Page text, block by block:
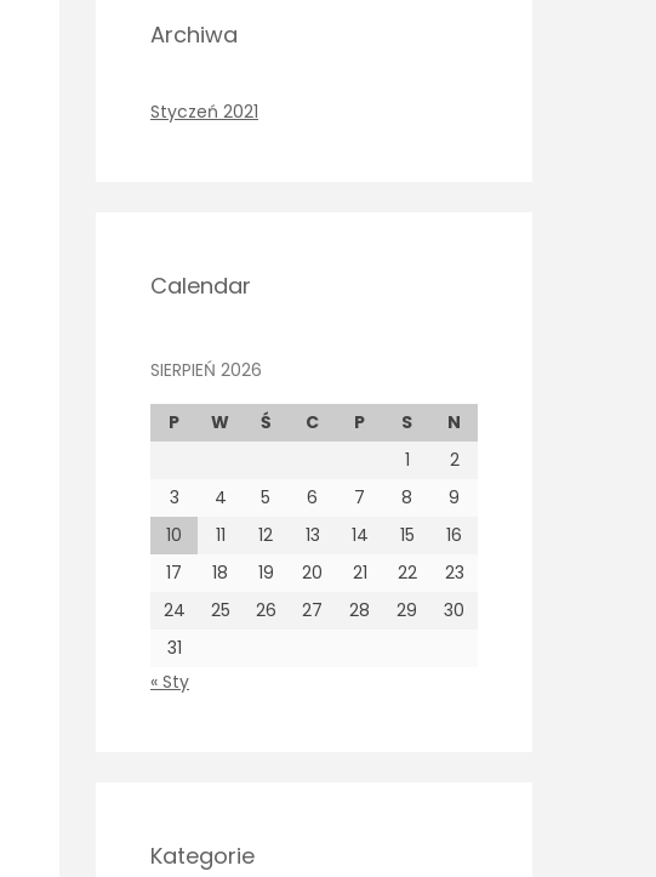
Archiwa
Styczeń 2021
Calendar
SIERPIEŃ 2026
P W Ś C P S
N
1
2
3
4 5 6 7 8
9
10
11 12 13 14 15
16
17
18 19 20 21 22
23
24
25 26 27 28 29
30
31
« Sty
Kategorie